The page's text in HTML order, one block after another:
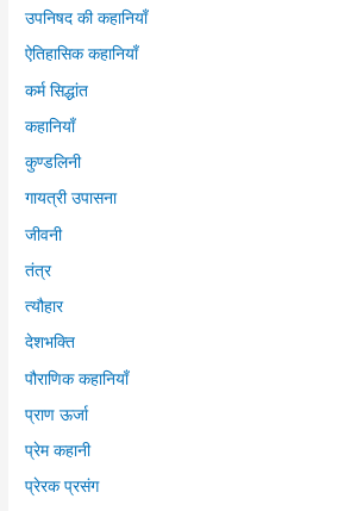
उपनिषद की कहानियाँ
ऐतिहासिक कहानियाँ
कर्म सिद्धांत
कहानियाँ
कुण्डलिनी
गायत्री उपासना
जीवनी
तंत्र
त्यौहार
देशभक्ति
पौराणिक कहानियाँ
प्राण ऊर्जा
प्रेम कहानी
प्रेरक प्रसंग